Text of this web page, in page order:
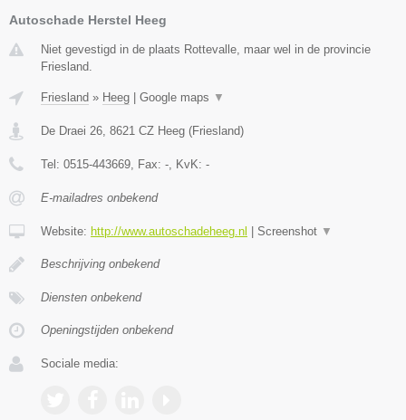
Autoschade Herstel Heeg
Niet gevestigd in de plaats Rottevalle, maar wel in de provincie
Friesland.
Friesland » Heeg Google maps ▼
De Draei 26, 8621 CZ Heeg (Friesland)
Tel: 0515-443669, Fax: -, KvK: -
E-mailadres onbekend
Website: http://www.autoschadeheeg.nl Screenshot ▼
Beschrijving onbekend
Diensten onbekend
Openingstijden onbekend
Sociale media: